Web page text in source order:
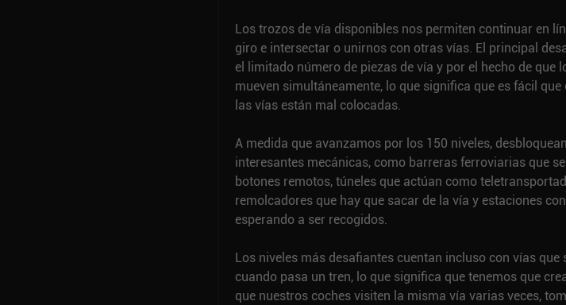
Los trozos de vía disponibles nos permiten continuar en
giro e intersectar o unirnos con otras vías. El principal
el limitado número de piezas de vía y por el hecho de que
mueven simultáneamente, lo que significa que es fácil que
las vías están mal colocadas.
A medida que avanzamos por los 150 niveles,
interesantes mecánicas, como barreras ferroviarias que
botones remotos, túneles que actúan como
remolcadores que hay que sacar de la vía y estaciones
esperando a ser recogidos.
Los niveles más desafiantes cuentan incluso con vías que
cuando pasa un tren, lo que significa que tenemos que
que nuestros coches visiten la misma vía varias veces,